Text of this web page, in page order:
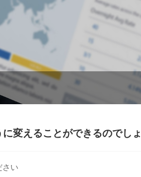
変えることができるのでし
さい